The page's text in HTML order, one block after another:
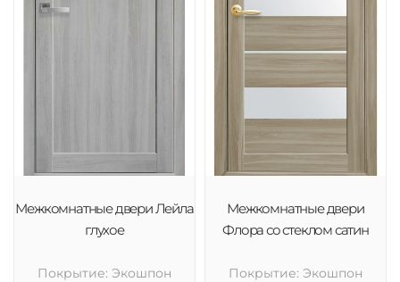
Межкомнатные двери Лейла
глухое
Покрытие: Экошпон
Межкомнатные двери
Флора со стеклом сатин
Покрытие: Экошпон